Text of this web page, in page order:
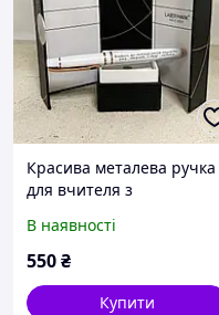
Красива металева ручка
для вчителя з
біло-золотиста,
подарункова коробка
В наявності
550₴
Купити